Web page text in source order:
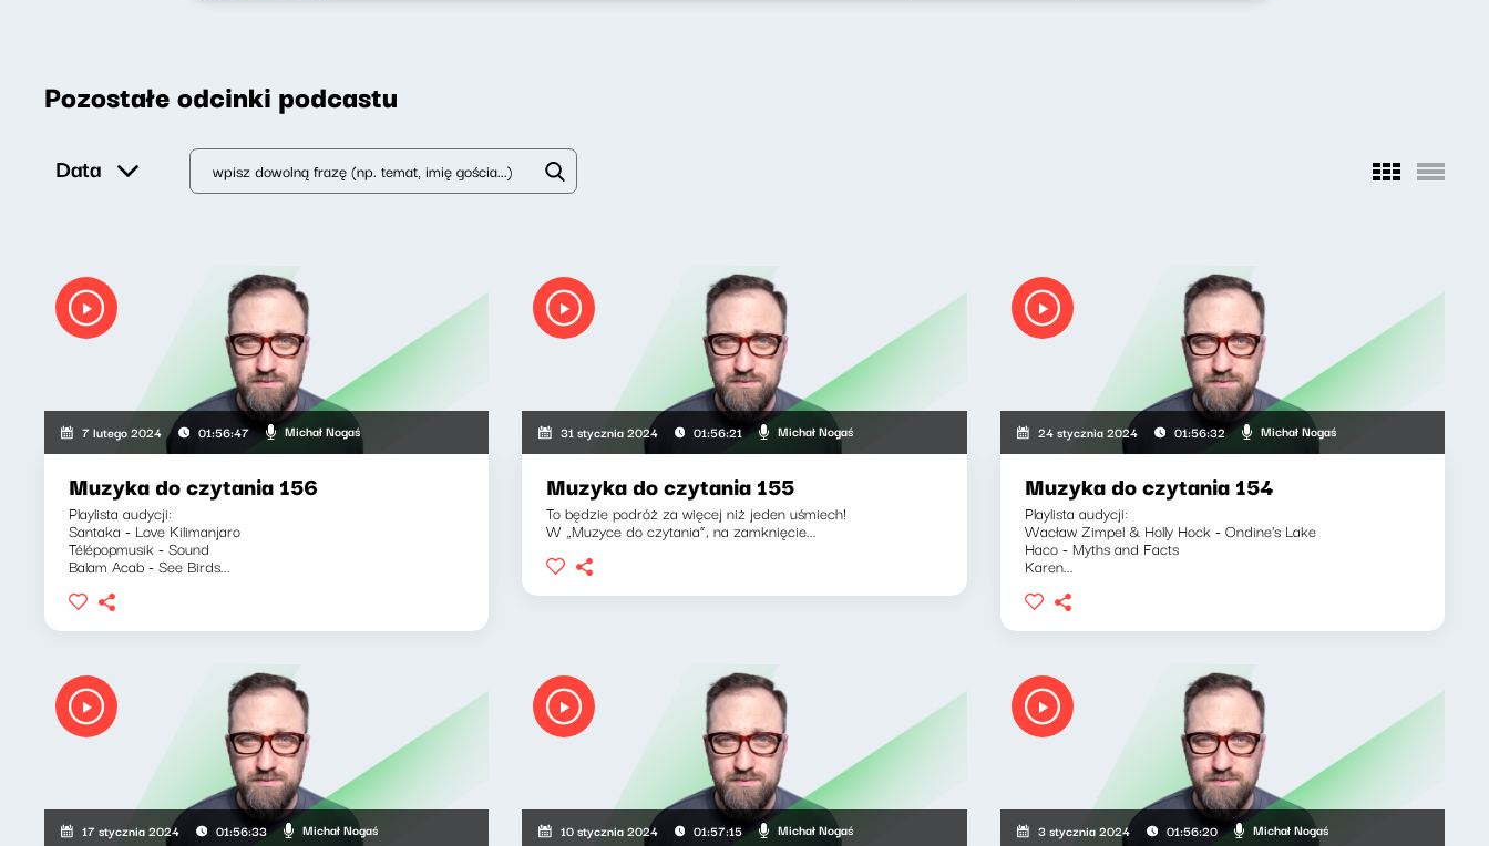
Pozostałe odcinki podcastu
Data
7 lutego 2024 01:56:47 Michał Nogaś
Muzyka do czytania 156
Playlista audycji:
Santaka - Love Kilimanjaro
Télépopmusik - Sound
Balam Acab - See Birds...
31 stycznia 2024 01:56:21 Michał Nogaś
Muzyka do czytania 155
To będzie podróż za więcej niż jeden uśmiech!
W „Muzyce do czytania”, na zamknięcie...
24 stycznia 2024 01:56:32 Michał Nogaś
Muzyka do czytania 154
Playlista audycji:
Wacław Zimpel & Holly Hock - Ondine's Lake
Haco - Myths and Facts
Karen...
17 stycznia 2024 01:56:33 Michał Nogaś 10 stycznia 2024 01:57:15 Michał Nogaś 3 stycznia 2024 01:56:20 Michał Nogaś